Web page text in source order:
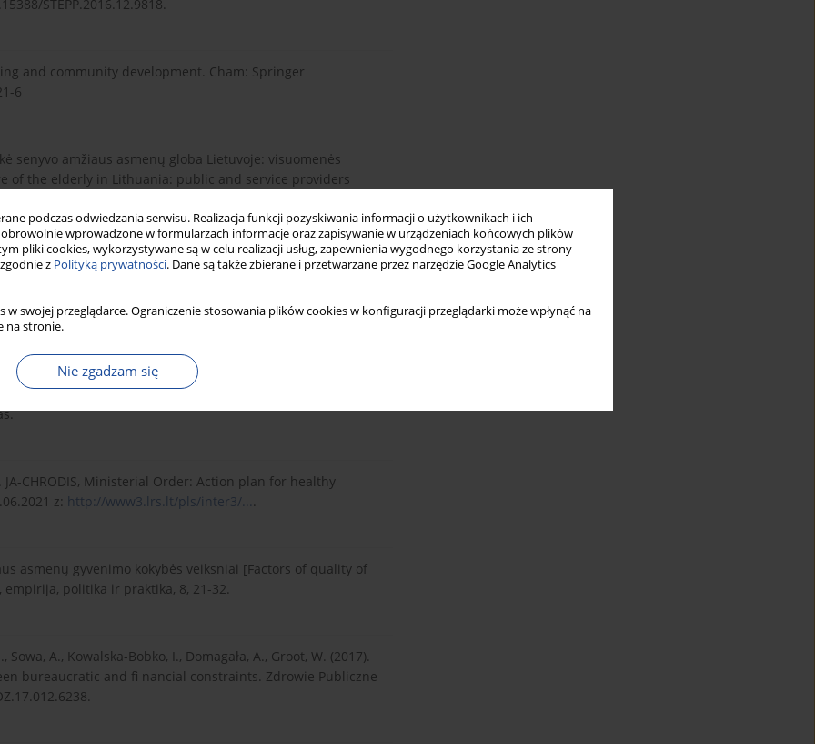
podczas odwiedzania serwisu. Realizacja funkcji pozyskiwania informacji o użytkownikach i ich
wprowadzone w formularzach informacje oraz zapisywanie w urządzeniach końcowych plików
pliki cookies, wykorzystywane są w celu realizacji usług, zapewnienia wygodnego korzystania ze strony
z Polityką prywatności. Dane są także zbierane i przetwarzane przez narzędzie Google Analytics
w swojej przeglądarce. Ograniczenie stosowania plików cookies w konfiguracji przeglądarki może wpłynąć na
na stronie.
Nie zgadzam się
STEPP.2016.12.9818.
and community development. Cham: Springer
6
senyvo amžiaus asmenų globa Lietuvoje: visuomenės
of the elderly in Lithuania: public and service providers
74-95. DOi: 10.15388/STEPP.2019.5.
Psychology, 24(4), 315-325. DOI:
T.
socialinės atskirties rizika: akademinis ir politinis
Lithuania: academic and political discourse]. W: M.
[Social integration of Lithuanian population groups]
CHRODIS, Ministerial Order: Action plan for healthy
z: http://www3.lrs.lt/pls/inter3/....
asmenų gyvenimo kokybės veiksniai [Factors of quality of
politika ir praktika, 8, 21-32.
A., Kowalska-Bobko, I., Domagała, A., Groot, W. (2017).
bureaucratic and fi nancial constraints. Zdrowie Publiczne